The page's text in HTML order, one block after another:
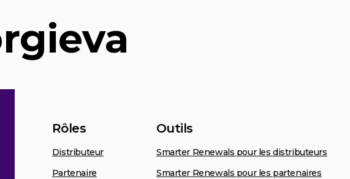
Rôles
Distributeur
Partenaire
Outils
Smarter Renewals pour les distributeurs
Smarter Renewals pour les partenaires